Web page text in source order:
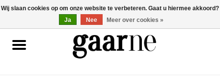
gaarne.be 0 Artikelen - €0,00
Patronen
Wij slaan cookies op om onze website te verbeteren. Gaat u hiermee akkoord?
Ja
Nee Meer over cookies »